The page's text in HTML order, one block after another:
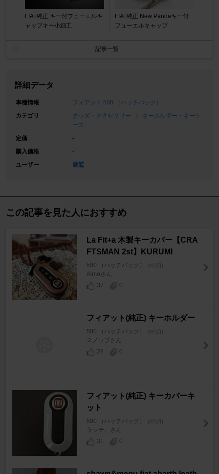
FIAT純正 キー付フューエルキ
ャップキー小細工
FIAT純正 New Pandaキー付
フューエルキャップ
記事一覧
詳細データ
車種情報
フィアット 500 （ハッチバック）
カテゴリ
グッズ・アクセサリー
キーホルダー・キーケ
ース
定価
-
購入価格
-
ユーザー
鹿鷲
この記事を見た人におすすめ
La Fit+a 木製キーカバー【CRA
FTSMAN 2st】KURUMI
500 （ハッチバック） [3代目]
Aimoさん
37
0
フィアット(純正) キーホルダー
500 （ハッチバック） [3代目]
スノッブさん
28
0
フィアット(純正) キーカバーキ
ット
500 （ハッチバック） [3代目]
ラッチ。さん
31
0